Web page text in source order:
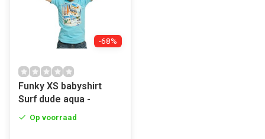
-68%
Funky XS babyshirt
Surf dude aqua -
Op voorraad